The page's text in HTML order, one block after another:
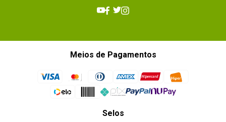
Meios de Pagamentos
Selos